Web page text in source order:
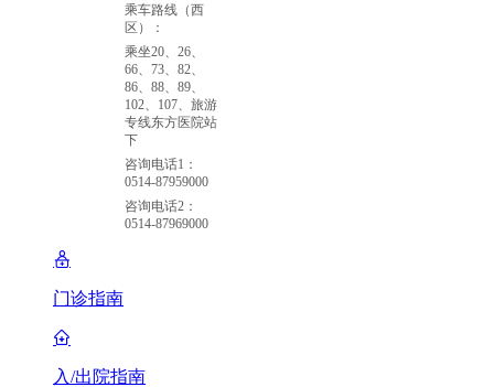
乘车路线（西
区）：
乘坐20、26、
66、73、82、
86、88、89、
102、107、旅游
专线东方医院站
下
咨询电话1：
0514-87959000
咨询电话2：
0514-87969000
门诊指南
入/出院指南